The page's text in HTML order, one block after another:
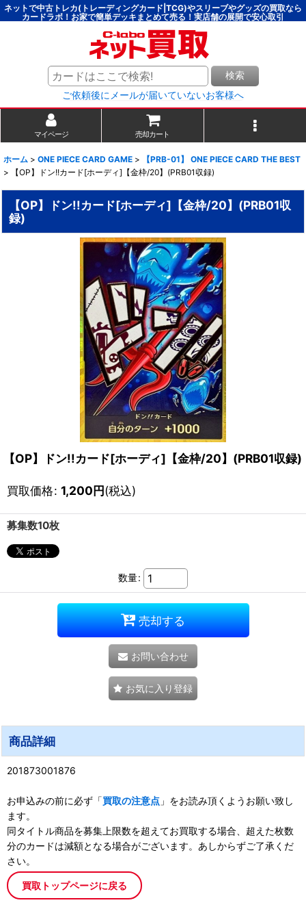
ネットで中古トレカ(トレーディングカード|TCG)やスリーブやグッズの買取なら
カードラボ！お家で簡単デッキまとめて売る！実店舗の展開で安心取引
検索
ご依頼後にメールが届いていないお客様へ
マイページ 売却カート
ホーム > ONE PIECE CARD GAME >
【PRB-01】 ONE PIECE CARD THE BEST
>
【OP】ドン!!カード[ホーディ]【金枠/20】(PRB01収録)
【OP】ドン!!カード[ホーディ]【金枠/20】(PRB01収
録)
【OP】ドン!!カード[ホーディ]【金枠/20】(PRB01収録)
買取価格: 1,200円(税込)
募集数10枚
数量:
売却する
お問い合わせ
お気に入り登録
商品詳細
201873001876
お申込みの前に必ず「買取の注意点 」をお読み頂くようお願い致し
ます。
同タイトル商品を募集上限数を超えてお買取する場合、超えた枚数
分のカードは減額となる場合がございます。あしからずご了承くだ
さい。
買取トップページに戻る